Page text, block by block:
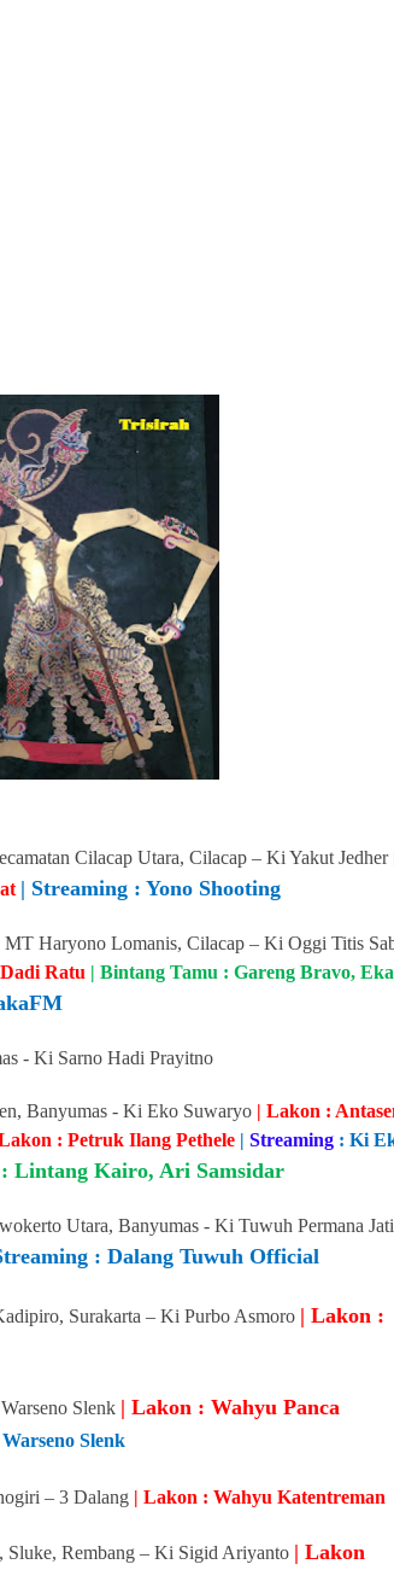
Cilacap Utara, Cilacap – Ki Yakut Jedher
| Streaming : Yono Shooting
MT Haryono Lomanis, Cilacap – Ki Oggi Titis
Ratu | Bintang Tamu : Gareng Bravo, Eka
- Ki Sarno Hadi Prayitno
Banyumas - Ki Eko Suwaryo | Lakon :
: Petruk Ilang Pethele | Streaming : Ki
Lintang Kairo, Ari Samsidar
Utara, Banyumas - Ki Tuwuh Permana Jati
: Dalang Tuwuh Official
Surakarta – Ki Purbo Asmoro | Lakon :
Slenk | Lakon : Wahyu Panca
Slenk
– 3 Dalang | Lakon : Wahyu Katentreman
Sluke, Rembang – Ki Sigid Ariyanto | Lakon